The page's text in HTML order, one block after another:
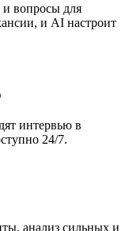
вопросы для
и AI настроит
интервью в
24/7.
анализ сильных и